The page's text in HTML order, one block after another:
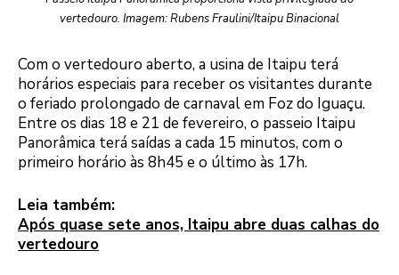
vertedouro. Imagem: Rubens Fraulini/Itaipu Binacional
Com o vertedouro aberto, a usina de Itaipu terá
horários especiais para receber os visitantes durante
o feriado prolongado de carnaval em Foz do Iguaçu.
Entre os dias 18 e 21 de fevereiro, o passeio Itaipu
Panorâmica terá saídas a cada 15 minutos, com o
primeiro horário às 8h45 e o último às 17h.
Leia também:
Após quase sete anos, Itaipu abre duas calhas do
vertedouro